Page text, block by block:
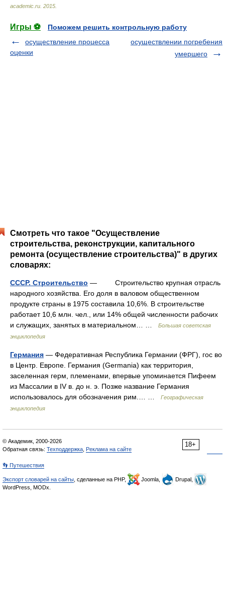
academic.ru 2015
Игры ⚽
Поможем решить контрольную работу
осуществление процесса
оценки
осуществлении погребения
умершего
Смотреть что такое "Осуществление
строительства, реконструкции, капитального
ремонта (осуществление строительства)" в других
словарях:
СССР. Строительство — Строительство крупная отрасль
народного хозяйства. Его доля в валовом общественном
продукте страны в 1975 составила 10,6%. В строительстве
работает 10,6 млн. чел., или 14% общей численности рабочих
и служащих, занятых в материальном… …
Большая советская
энциклопедия
Германия — Федеративная Республика Германии (ФРГ), гос во
в Центр. Европе. Германия (Germania) как территория,
заселенная герм, племенами, впервые упоминается Пифеем
из Массалии в IV в. до н. э. Позже название Германия
использовалось для обозначения рим.… …
Географическая
энциклопедия
18+
© Академик, 2000-2026
Обратная связь: Техподдержка Реклама на сайте
👣 Путешествия
Экспорт словарей на сайты , сделанные на PHP, Joomla,
Drupal,
WordPress, MODx.